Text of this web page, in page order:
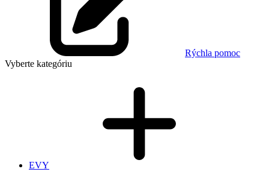
Rýchla pomoc
Vyberte kategóriu
EVY